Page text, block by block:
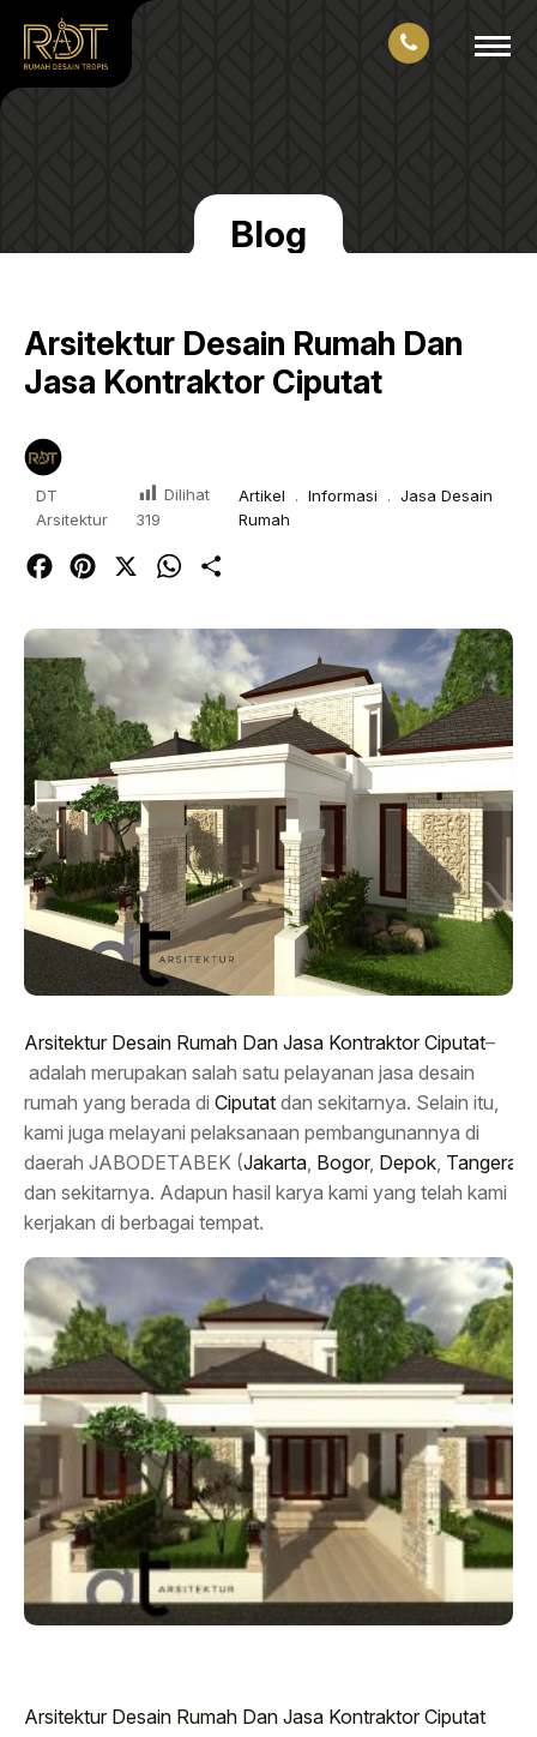
Blog
Arsitektur Desain Rumah Dan
Jasa Kontraktor Ciputat
DT
Arsitektur
Dilihat
319
Artikel .Informasi .Jasa Desain
Rumah
FacebookPinterest WhatsApp
Arsitektur Desain Rumah Dan Jasa Kontraktor Ciputat–
adalah merupakan salah satu pelayanan jasa desain
rumah yang berada di Ciputat dan sekitarnya. Selain itu,
kami juga melayani pelaksanaan pembangunannya di
daerah JABODETABEK (Jakarta, Bogor, Depok,
dan sekitarnya. Adapun hasil karya kami yang telah kami
kerjakan di berbagai tempat.
Arsitektur Desain Rumah Dan Jasa Kontraktor Ciputat